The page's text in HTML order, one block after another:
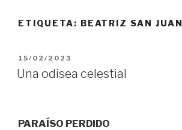
ETIQUETA: BEATRIZ SAN JUAN
PUBLICADO
EL
15/02/2023
Una odisea celestial
PARAÍSO PERDIDO